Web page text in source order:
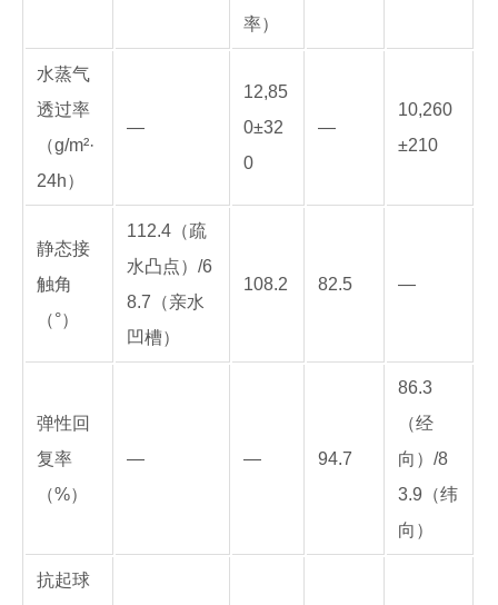
率）
水蒸气
透过率
（g/m²·
24h）
—
12,85
0±32
0
—
10,260
±210
静态接
触角
（°）
112.4（疏
水凸点）/6
8.7（亲水
凹槽）
108.2 82.5 —
弹性回
复率
（%）
— — 94.7
86.3
（经
向）/8
3.9（纬
向）
抗起球